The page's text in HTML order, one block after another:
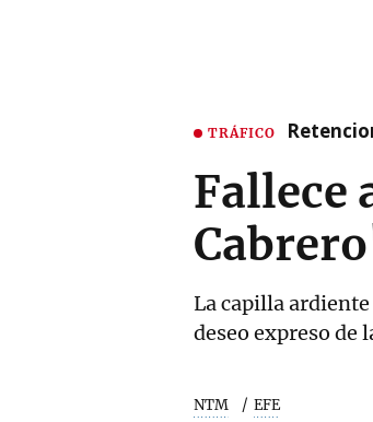
TRÁFICO
Fallece
La capilla
deseo expreso de
NTM EFE